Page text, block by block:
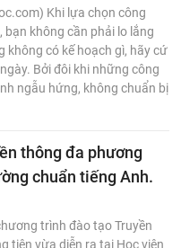
Khi lựa chọn công
bạn không cần phải lo lắng
không có kế hoạch gì, hãy cứ
Bởi đôi khi những công
ngẫu hứng, không chuẩn bị
thông đa phương
chuẩn tiếng Anh.
trình đào tạo Truyền
tiện vừa diễn ra tại Học viện